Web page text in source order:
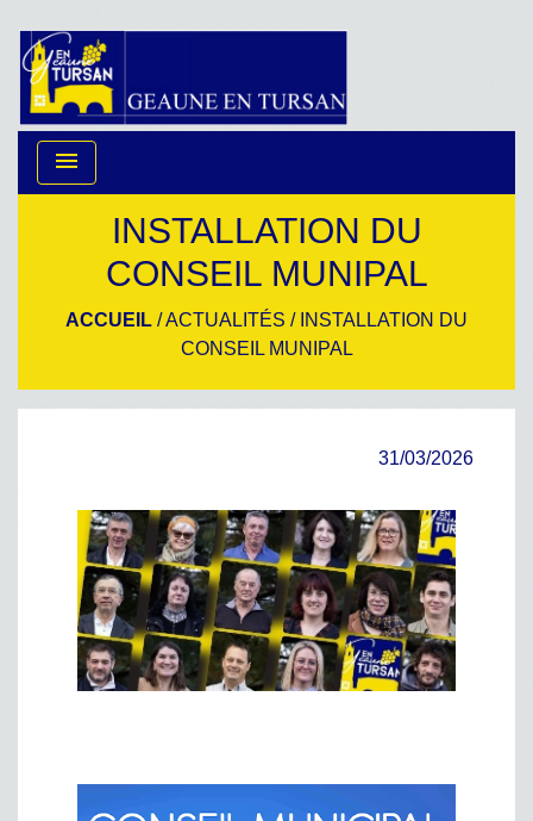
menu
INSTALLATION DU
CONSEIL MUNIPAL
ACCUEIL /ACTUALITÉS / INSTALLATION DU
CONSEIL MUNIPAL
31/03/2026